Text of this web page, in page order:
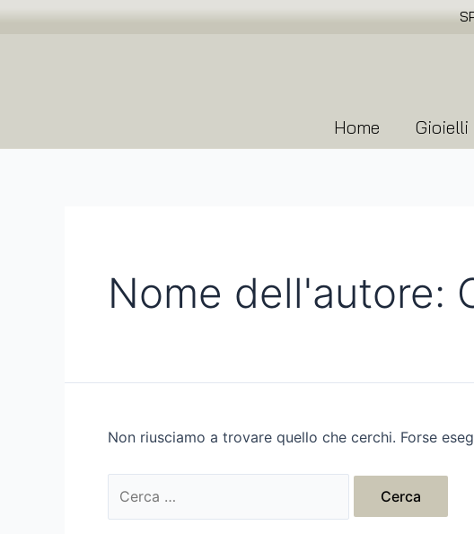
Home Gioielli
Nome dell'autore:
Non riusciamo a trovare quello che cerchi. Forse